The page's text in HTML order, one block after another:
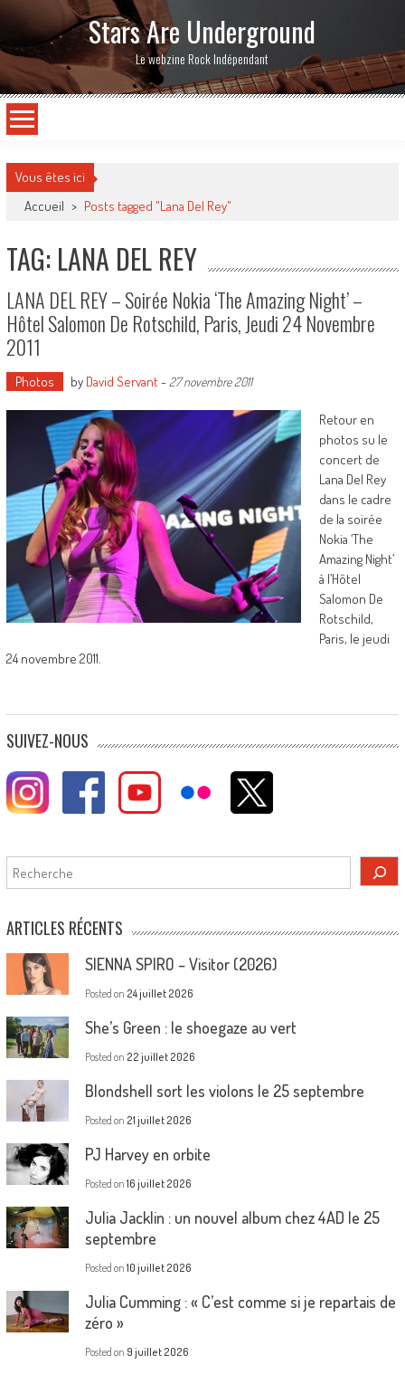
Stars Are Underground
Le webzine Rock Indépendant
Vous êtes ici
Accueil > Posts tagged "Lana Del Rey"
TAG: LANA DEL REY
LANA DEL REY – Soirée Nokia ‘The Amazing Night’ –
Hôtel Salomon De Rotschild, Paris, Jeudi 24 Novembre
2011
Photos by David Servant- 27 novembre 2011
Retour en
photos su le
concert de
Lana Del Rey
dans le cadre
de la soirée
Nokia ‘The
Amazing Night’
à l’Hôtel
Salomon De
Rotschild,
Paris, le jeudi
24 novembre 2011.
SUIVEZ-NOUS
Rechercher
ARTICLES RÉCENTS
SIENNA SPIRO – Visitor (2026)
Posted on 24 juillet 2026
She’s Green : le shoegaze au vert
Posted on 22 juillet 2026
Blondshell sort les violons le 25 septembre
Posted on 21 juillet 2026
PJ Harvey en orbite
Posted on 16 juillet 2026
Julia Jacklin : un nouvel album chez 4AD le 25
septembre
Posted on 10 juillet 2026
Julia Cumming : « C’est comme si je repartais de
zéro »
Posted on 9 juillet 2026